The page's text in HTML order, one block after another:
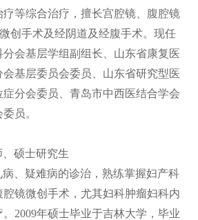
等综合治疗，擅长宫腔镜、腹腔镜
创手术及经阴道及经腹手术。现任
会基层学组副组长、山东省康复医
基层委员会委员、山东省研究型医
分会委员、青岛市中西医结合学会
员。
硕士研究生
、疑难病的诊治，熟练掌握妇产科
镜微创手术，尤其妇科肿瘤妇科内
2009年硕士毕业于吉林大学，毕业